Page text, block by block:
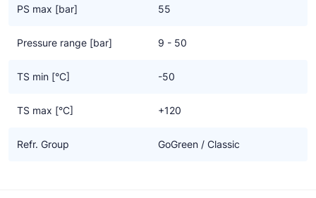
PS max [bar] 55
Pressure range [bar] 9 - 50
TS min [°C] -50
TS max [°C] +120
Refr. Group GoGreen / Classic